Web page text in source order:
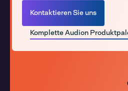
Kontaktieren Sie uns
Komplette Audion